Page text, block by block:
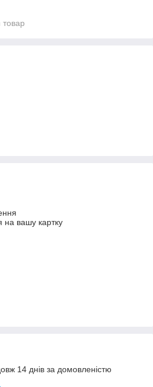
товар
на вашу картку
14 днів за домовленістю